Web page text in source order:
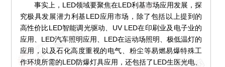
事实上，LED领域要聚焦在LED利基市场应用发展，探
究极具发展潜力利基LED应用市场，除了包括以上提到的
高性价比LED智能调光驱动、UV LED在印刷业及电子业的
应用、LED汽车照明应用、LED在运动场照明、极低温灯的
应用，以及石化高度重视的电气、粉尘等易燃易爆特殊工
作环境所需的LED防爆灯具应用，还包括了LED生医光电、